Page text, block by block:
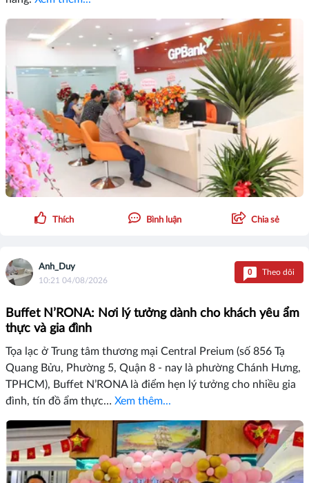
Thích Bình luận Chia sẻ
Anh_Duy
10:21 04/08/2026
0 Theo dõi
Buffet N’RONA: Nơi lý tưởng dành cho khách yêu ẩm
thực và gia đình
Tọa lạc ở Trung tâm thương mại Central Preium (số 856 Tạ
Quang Bửu, Phường 5, Quận 8 - nay là phường Chánh Hưng,
TPHCM), Buffet N’RONA là điểm hẹn lý tưởng cho nhiều gia
đình, tín đồ ẩm thực… Xem thêm...